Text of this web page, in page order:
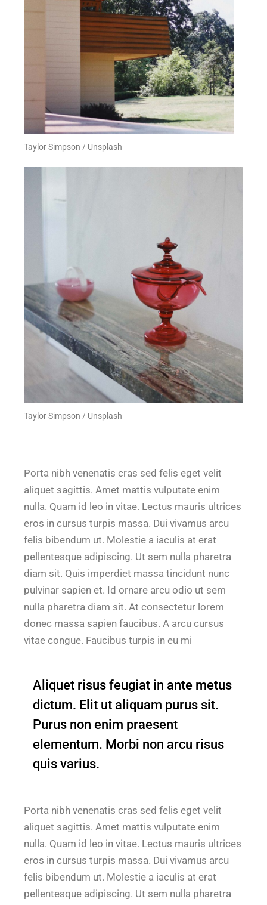
Taylor Simpson / Unsplash
Taylor Simpson / Unsplash
Porta nibh venenatis cras sed felis eget velit
aliquet sagittis. Amet mattis vulputate enim
nulla. Quam id leo in vitae. Lectus mauris ultrices
eros in cursus turpis massa. Dui vivamus arcu
felis bibendum ut. Molestie a iaculis at erat
pellentesque adipiscing. Ut sem nulla pharetra
diam sit. Quis imperdiet massa tincidunt nunc
pulvinar sapien et. Id ornare arcu odio ut sem
nulla pharetra diam sit. At consectetur lorem
donec massa sapien faucibus. A arcu cursus
vitae congue. Faucibus turpis in eu mi
Aliquet risus feugiat in ante metus
dictum. Elit ut aliquam purus sit.
Purus non enim praesent
elementum. Morbi non arcu risus
quis varius.
Porta nibh venenatis cras sed felis eget velit
aliquet sagittis. Amet mattis vulputate enim
nulla. Quam id leo in vitae. Lectus mauris ultrices
eros in cursus turpis massa. Dui vivamus arcu
felis bibendum ut. Molestie a iaculis at erat
pellentesque adipiscing. Ut sem nulla pharetra